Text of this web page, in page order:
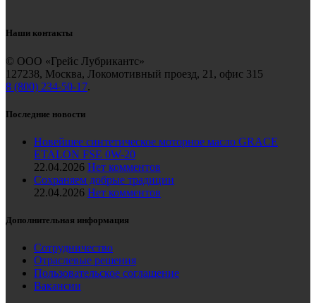
Наши контакты
© ООО «Грейс Лубрикантс»
127238, Москва, Локомотивный проезд, 21, офис 315
8 (800) 234-50-17.
Последние новости
Новейшее синтетическое моторное масло GRACE
ETALON FSE 0W-20
22.04.2026 Нет комментов
Сохраняем добрые традиции
22.04.2026 Нет комментов
Дополнительная информация
Сотрудничество
Отраслевые решения
Пользовательское соглашение
Вакансии